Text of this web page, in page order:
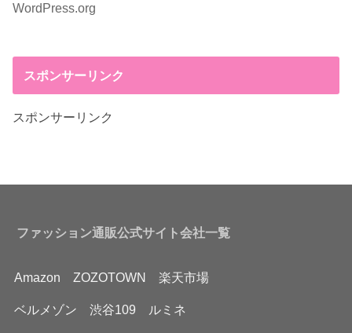
WordPress.org
スポンサーリンク
スポンサーリンク
ファッション通販公式サイト会社一覧
Amazon ZOZOTOWN 楽天市場
ベルメゾン 渋谷109 ルミネ